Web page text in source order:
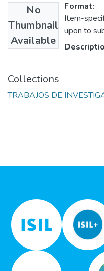
No
Thumbnail
Available
Format:
Item-
upon to
Collections
TRABAJOS DE